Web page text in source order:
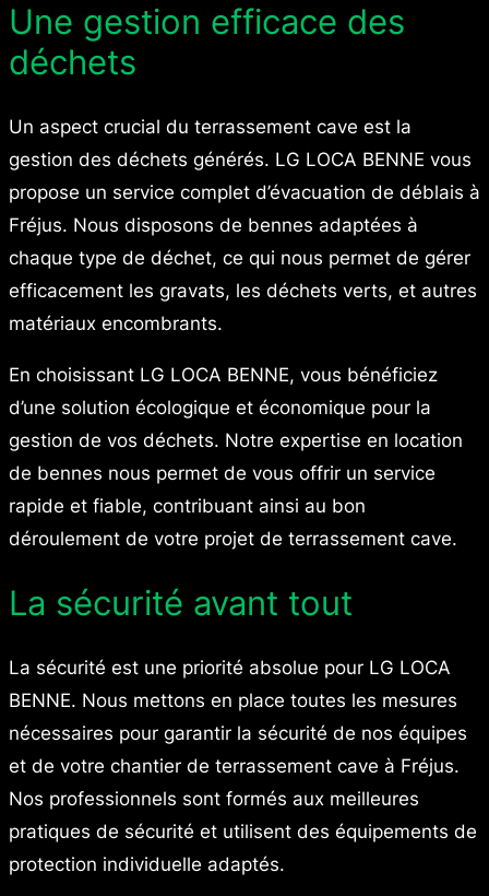
Une gestion efficace des
déchets
Un aspect crucial du terrassement cave est la
gestion des déchets générés. LG LOCA BENNE vous
propose un service complet d’évacuation de déblais à
Fréjus. Nous disposons de bennes adaptées à
chaque type de déchet, ce qui nous permet de gérer
efficacement les gravats, les déchets verts, et autres
matériaux encombrants.
En choisissant LG LOCA BENNE, vous bénéficiez
d’une solution écologique et économique pour la
gestion de vos déchets. Notre expertise en location
de bennes nous permet de vous offrir un service
rapide et fiable, contribuant ainsi au bon
déroulement de votre projet de terrassement cave.
La sécurité avant tout
La sécurité est une priorité absolue pour LG LOCA
BENNE. Nous mettons en place toutes les mesures
nécessaires pour garantir la sécurité de nos équipes
et de votre chantier de terrassement cave à Fréjus.
Nos professionnels sont formés aux meilleures
pratiques de sécurité et utilisent des équipements de
protection individuelle adaptés.